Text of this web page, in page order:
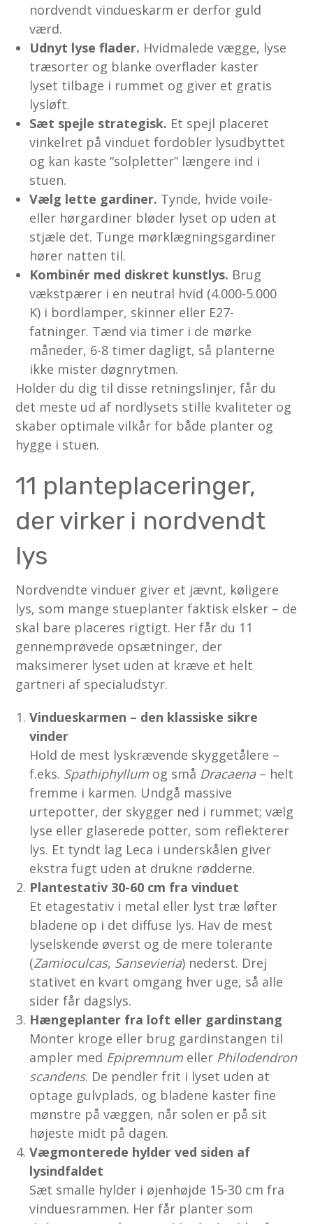
nordvendt vindueskarm er derfor guld
værd.
Udnyt lyse flader. Hvidmalede vægge, lyse
træsorter og blanke overflader kaster
lyset tilbage i rummet og giver et gratis
lysløft.
Sæt spejle strategisk. Et spejl placeret
vinkelret på vinduet fordobler lysudbyttet
og kan kaste “solpletter” længere ind i
stuen.
Vælg lette gardiner. Tynde, hvide voile-
eller hørgardiner bløder lyset op uden at
stjæle det. Tunge mørklægningsgardiner
hører natten til.
Kombinér med diskret kunstlys. Brug
vækst­pærer i en neutral hvid (4.000-5.000
K) i bordlamper, skinner eller E27-
fatninger. Tænd via timer i de mørke
måneder, 6-8 timer dagligt, så planterne
ikke mister døgnrytmen.
Holder du dig til disse retningslinjer, får du
det meste ud af nordlysets stille kvaliteter og
skaber optimale vilkår for både planter og
hygge i stuen.
11 planteplaceringer,
der virker i nordvendt
lys
Nordvendte vinduer giver et jævnt, køligere
lys, som mange stueplanter faktisk elsker – de
skal bare placeres rigtigt. Her får du 11
gennemprøvede opsætninger, der
maksimerer lyset uden at kræve et helt
gartneri af specialudstyr.
Vindueskarmen – den klassiske sikre
vinder
Hold de mest lyskrævende skyggetålere –
f.eks. Spathiphyllum og små Dracaena– helt
fremme i karmen. Undgå massive
urtepotter, der skygger ned i rummet; vælg
lyse eller glaserede potter, som reflekterer
lys. Et tyndt lag Leca i underskålen giver
ekstra fugt uden at drukne rødderne.
Plantestativ 30-60 cm fra vinduet
Et etagestativ i metal eller lyst træ løfter
bladene op i det diffuse lys. Hav de mest
lyselskende øverst og de mere tolerante
(Zamioculcas, Sansevieria) nederst. Drej
stativet en kvart omgang hver uge, så alle
sider får dagslys.
Hængeplanter fra loft eller gardinstang
Monter kroge eller brug gardinstangen til
ampler med Epipremnum eller Philodendron
scandens. De pendler frit i lyset uden at
optage gulvplads, og bladene kaster fine
mønstre på væggen, når solen er på sit
højeste midt på dagen.
Vægmonterede hylder ved siden af
lysindfaldet
Sæt smalle hylder i øjenhøjde 15-30 cm fra
vinduesrammen. Her får planter som